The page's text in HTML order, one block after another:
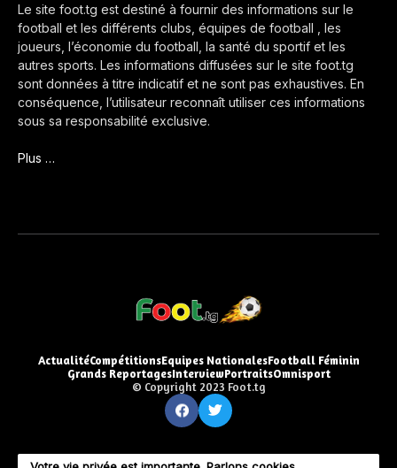
Le site foot.tg est destiné à fournir des informations sur le
football et les différents clubs, équipes de football , les
joueurs, l’économie du football, la santé du sportif et les
autres sports. Les informations diffusées sur le site foot.tg
sont données à titre indicatif et ne sont pas exhaustives. En
conséquence, l’utilisateur reconnaît utiliser ces informations
sous sa responsabilité exclusive.
Plus …
ActualitéCompétitionsEquipes NationalesFootball Féminin
Grands ReportagesInterviewPortraitsOmnisport
© Copyright 2023 Foot.tg